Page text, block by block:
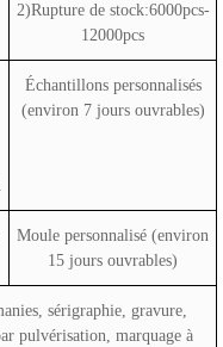
2)Rupture de stock:6000pcs-
12000pcs
Échantillons personnalisés
(environ 7 jours ouvrables)
Moule personnalisé (environ
15 jours ouvrables)
sérigraphie, gravure,
pulvérisation, marquage à